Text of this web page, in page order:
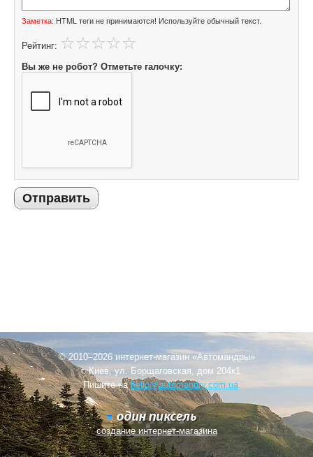
Заметка: HTML теги не принимаются! Используйте обычный текст.
Рейтинг:
Вы же не робот? Отметьте галочку:
Отправить
© 2010–2026 интернет-магазин «Автомандры»
г. Киев, ул. Борщаговская, дом 204к1
Пишите наhello@automandry.com.ua
создание интернет-магазина